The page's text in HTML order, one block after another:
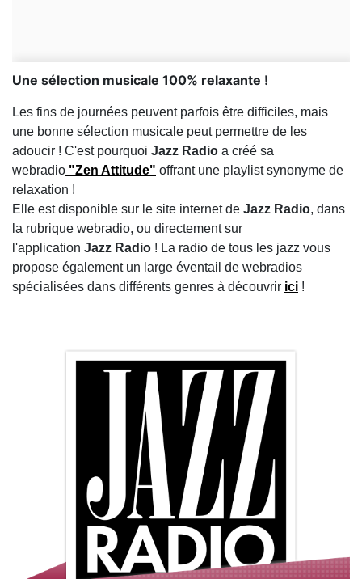
Une sélection musicale 100% relaxante !
Les fins de journées peuvent parfois être difficiles, mais
une bonne sélection musicale peut permettre de les
adoucir ! C'est pourquoi Jazz Radio a créé sa
webradio "Zen Attitude" offrant une playlist synonyme de
relaxation !
Elle est disponible sur le site internet de Jazz Radio, dans
la rubrique webradio, ou directement sur
l'application Jazz Radio ! La radio de tous les jazz vous
propose également un large éventail de webradios
spécialisées dans différents genres à découvrir ici !